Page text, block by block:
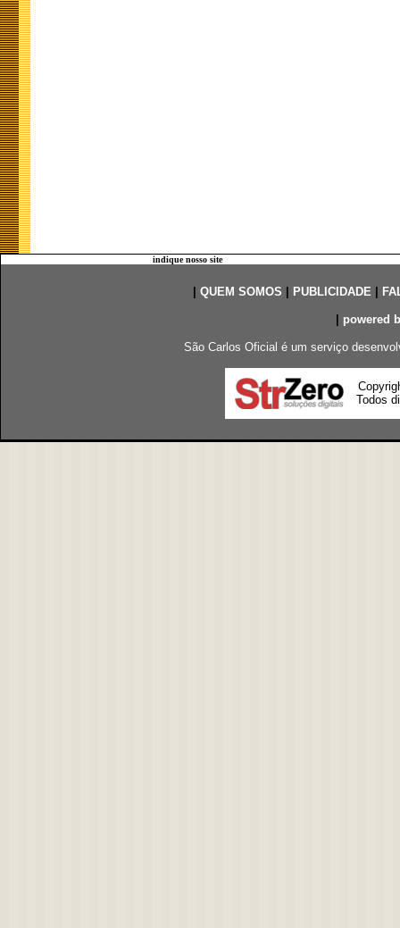
indique nosso site
QUEM SOMOS PUBLICIDADE|
powered
São Carlos Oficial é um serviço
Todos